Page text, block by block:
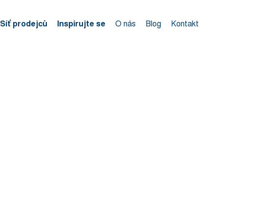
Síť prodejců Inspirujte se O nás Blog Kontakt